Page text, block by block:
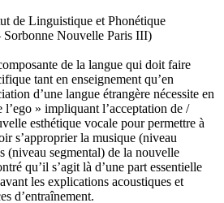
de Linguistique et Phonétique
Sorbonne Nouvelle Paris III)
de la langue qui doit faire
tant en enseignement qu’en
d’une langue étrangère nécessite en
» impliquant l’acceptation de /
esthétique vocale pour permettre à
s’approprier la musique (niveau
(niveau segmental) de la nouvelle
qu’il s’agit là d’une part essentielle
les explications acoustiques et
d’entraînement.